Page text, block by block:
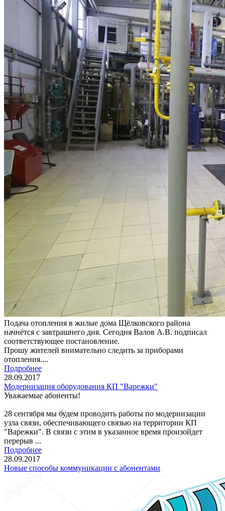
Подача отопления в жилые дома Щёлковского района
начнётся с завтрашнего дня. Сегодня Валов А.В. подписал
соответствующее постановление.
Прошу жителей внимательно следить за приборами
отопления....
Подробнее
28.09.2017
Модернизация оборудования КП "Варежки"
Уважаемые абоненты!
28 сентября мы будем проводить работы по модернизации
узла связи, обеспечивающего связью на территории КП
"Варежки". В связи с этим в указанное время произойдет
перерыв ...
Подробнее
28.09.2017
Новые способы коммуникации с абонентами